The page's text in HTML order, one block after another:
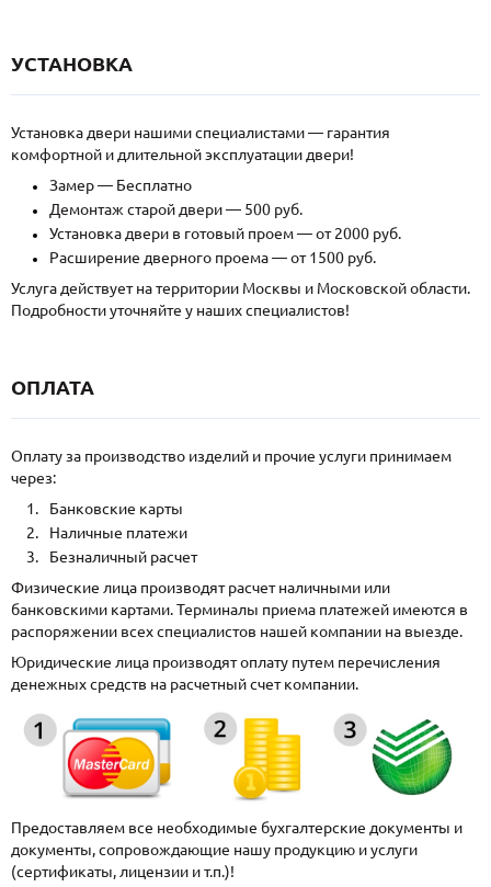
УСТАНОВКА
Установка двери нашими специалистами — гарантия
комфортной и длительной эксплуатации двери!
Замер — Бесплатно
Демонтаж старой двери — 500 руб.
Установка двери в готовый проем — от 2000 руб.
Расширение дверного проема — от 1500 руб.
Услуга действует на территории Москвы и Московской области.
Подробности уточняйте у наших специалистов!
ОПЛАТА
Оплату за производство изделий и прочие услуги принимаем
через:
Банковские карты
Наличные платежи
Безналичный расчет
Физические лица производят расчет наличными или
банковскими картами. Терминалы приема платежей имеются в
распоряжении всех специалистов нашей компании на выезде.
Юридические лица производят оплату путем перечисления
денежных средств на расчетный счет компании.
Предоставляем все необходимые бухгалтерские документы и
документы, сопровождающие нашу продукцию и услуги
(сертификаты, лицензии и т.п.)!